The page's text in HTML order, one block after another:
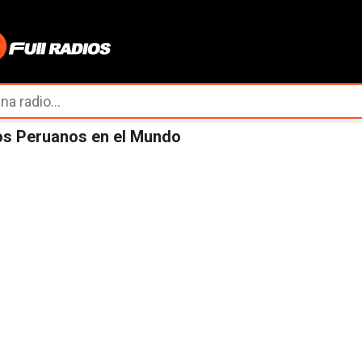
Peruanos en el Mundo